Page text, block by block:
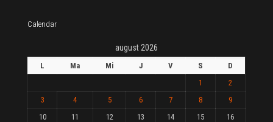
Calendar
august 2026
L Ma Mi J V S
D
1
2
3
4 5 6 7 8
9
10
11 12 13 14 15
16